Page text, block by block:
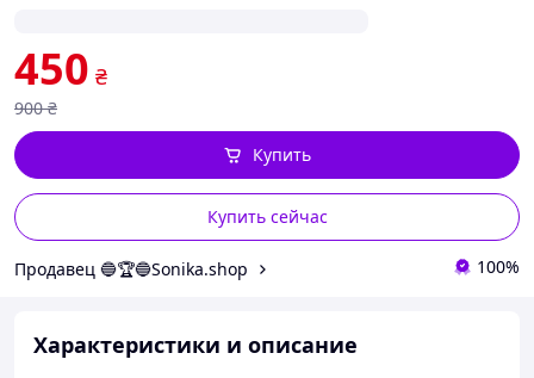
450 ₴
900 ₴
Купить сейчас
Купить
Продавец 🔵🏆🔵Sonika.shop 100%
Характеристики и описание